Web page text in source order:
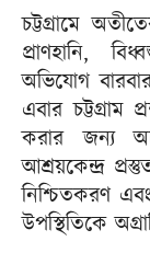
চট্টগ্রামে
প্রাণহানি,
অভিযোগ
এবার চট্টগ্রাম
করার জন্য
আশ্রয়কেন্দ্র
নিশ্চিতকরণ
উপস্থিতিকে